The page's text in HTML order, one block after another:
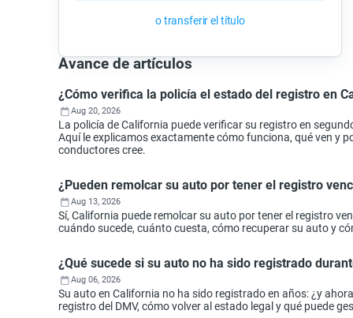
o transferir el título
Avance de artículos
¿Cómo verifica la policía el estado del registro en
Aug 20, 2026
La policía de California puede verificar su registro en
Aquí le explicamos exactamente cómo funciona, qué ven y
conductores cree.
¿Pueden remolcar su auto por tener el registro
Aug 13, 2026
Sí, California puede remolcar su auto por tener el registro
cuándo sucede, cuánto cuesta, cómo recuperar su auto y
¿Qué sucede si su auto no ha sido registrado
Aug 06, 2026
Su auto en California no ha sido registrado en años: ¿y
registro del DMV, cómo volver al estado legal y qué puede